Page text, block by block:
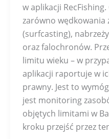
w aplikacji
zarówno wędkowania
(surfcasting),
oraz falochronów.
limitu wieku – w
aplikacji raportuje w
prawny. Jest to
jest monitoring
objętych limitami w
kroku przejść przez